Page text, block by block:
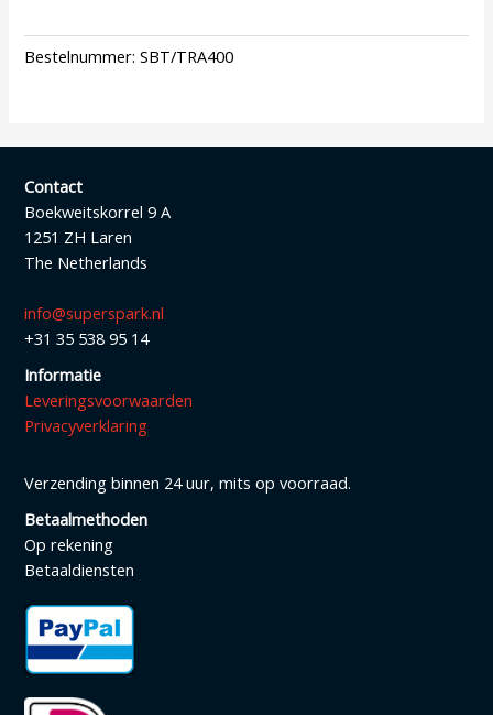
Bestelnummer:SBT/TRA400
Contact
Boekweitskorrel 9 A
1251 ZH Laren
The Netherlands
info@superspark.nl
+31 35 538 95 14
Informatie
Leveringsvoorwaarden
Privacyverklaring
Verzending binnen 24 uur, mits op voorraad.
Betaalmethoden
Op rekening
Betaaldiensten